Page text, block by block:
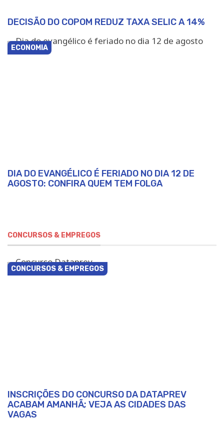
DECISÃO DO COPOM REDUZ TAXA SELIC A 14%
ECONOMIA
DIA DO EVANGÉLICO É FERIADO NO DIA 12 DE
AGOSTO: CONFIRA QUEM TEM FOLGA
CONCURSOS & EMPREGOS
CONCURSOS & EMPREGOS
INSCRIÇÕES DO CONCURSO DA DATAPREV
ACABAM AMANHÃ; VEJA AS CIDADES DAS
VAGAS